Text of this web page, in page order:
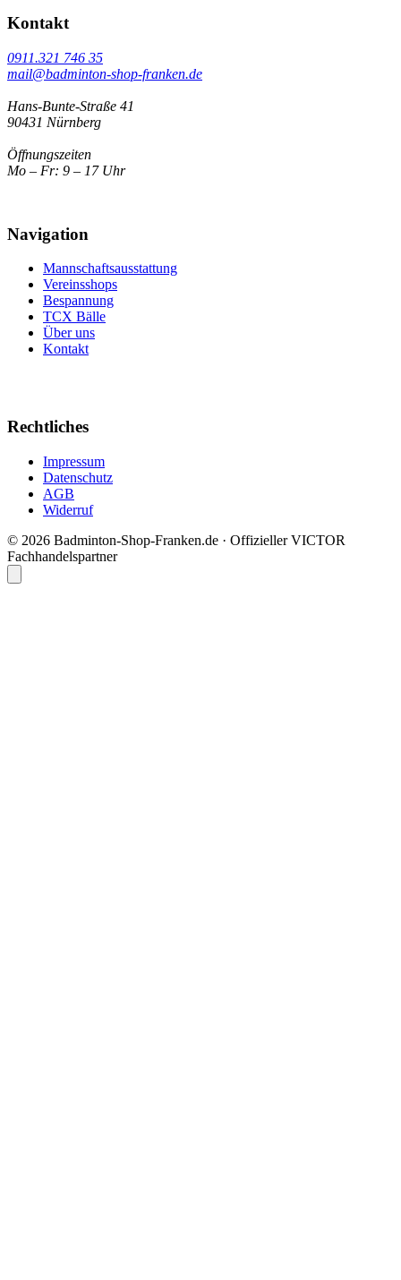
Kontakt
0911.321 746 35
mail@badminton-shop-franken.de
Hans-Bunte-Straße 41
90431 Nürnberg
Öffnungszeiten
Mo – Fr: 9 – 17 Uhr
Navigation
Mannschaftsausstattung
Vereinsshops
Bespannung
TCX Bälle
Über uns
Kontakt
Rechtliches
Impressum
Datenschutz
AGB
Widerruf
© 2026 Badminton-Shop-Franken.de · Offizieller VICTOR
Fachhandelspartner